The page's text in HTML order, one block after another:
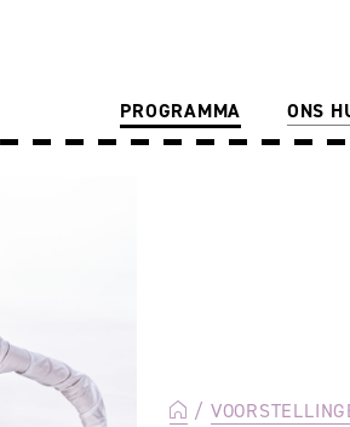
PROGRAMMA ONS